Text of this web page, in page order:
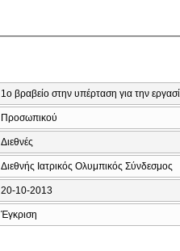
1ο βραβείο στην υπέρταση για την
Προσωπικού
Διεθνές
Διεθνής Ιατρικός Ολυμπικός Σύνδεσμος
20-10-2013
Έγκριση